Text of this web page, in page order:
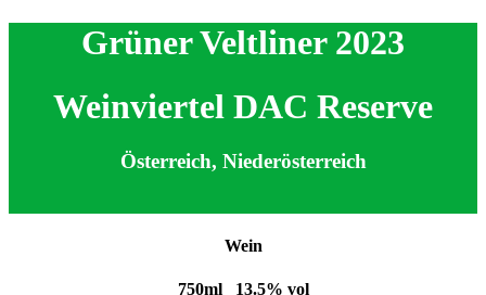
Grüner Veltliner 2023
Weinviertel DAC Reserve
Österreich, Niederösterreich
Wein
750ml 13.5% vol